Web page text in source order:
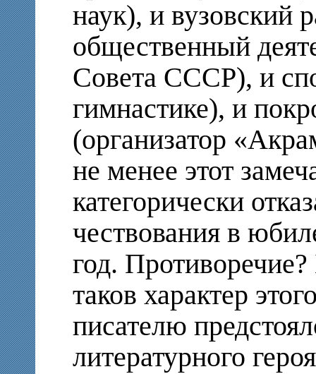
наук), и вузовский
общественный
Совета СССР), и
гимнастике), и
(организатор
не менее этот
категорически
чествования в
год.
таков характер
писателю
литературного